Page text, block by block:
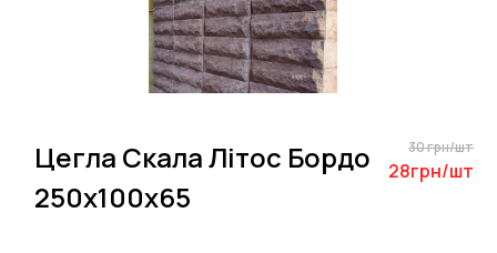
Цегла Скала Літос Бордо
250х100х65
30 грн/шт
28грн/шт